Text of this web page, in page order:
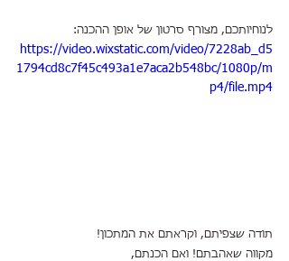
לנוחיותכם, מצורף סרטון של אופן ההכנה:
https://video.wixstatic.com/video/7228ab_d5
1794cd8c7f45c493a1e7aca2b548bc/1080p/m
p4/file.mp4
תודה שצפיתם, וקראתם את המתכון!
מקווה שאהבתם! ואם הכנתם,